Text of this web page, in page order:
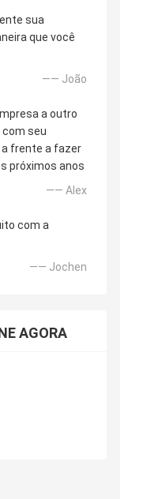
sua
que você
—— João
a outro
seu
a frente a fazer
próximos anos
—— Alex
com a
—— Jochen
AGORA